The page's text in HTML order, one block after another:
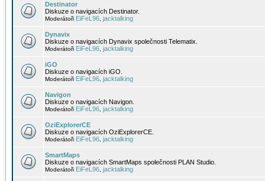
Destinator
Diskuze o navigacích Destinator.
Moderátoři EiFeL96 jacktalking
Dynavix
Diskuze o navigacích Dynavix společnosti Telematix.
Moderátoři EiFeL96 jacktalking
iGO
Diskuze o navigacích iGO.
Moderátoři EiFeL96 jacktalking
Navigon
Diskuze o navigacích Navigon.
Moderátoři EiFeL96 jacktalking
OziExplorerCE
Diskuze o navigacích OziExplorerCE.
Moderátoři EiFeL96 jacktalking
SmartMaps
Diskuze o navigacích SmartMaps společnosti PLAN Studio.
Moderátoři EiFeL96 jacktalking